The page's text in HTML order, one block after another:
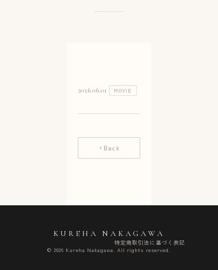
2026.06.01 MOVIE
Back
KUREHA NAKAGAWA
特定商取引法に基づく表記
© 2026 Kureha Nakagawa. All rights reserved.